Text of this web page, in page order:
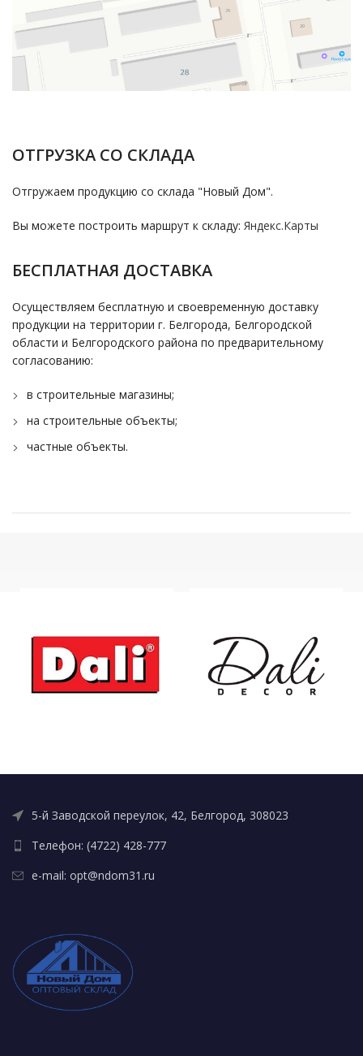
ОТГРУЗКА СО СКЛАДА
Отгружаем продукцию со склада "Новый Дом".
Вы можете построить маршрут к складу: Яндекс.Карты
БЕСПЛАТНАЯ ДОСТАВКА
Осуществляем бесплатную и своевременную доставку
продукции на территории г. Белгорода, Белгородской
области и Белгородского района по предварительному
согласованию:
в строительные магазины;
на строительные объекты;
частные объекты.
5-й Заводской переулок, 42, Белгород, 308023
Телефон: (4722) 428-777
e-mail: opt@ndom31.ru